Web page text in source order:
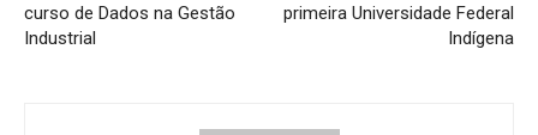
curso de Dados na Gestão
Industrial
primeira Universidade Federal
Indígena